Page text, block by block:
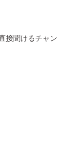
接聞けるチャン